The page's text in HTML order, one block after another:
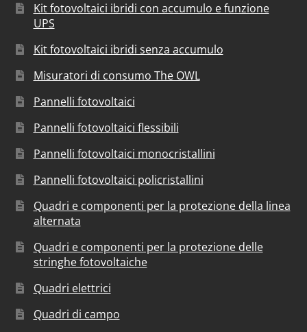
Kit fotovoltaici ibridi con accumulo e funzione
UPS
Kit fotovoltaici ibridi senza accumulo
Misuratori di consumo The OWL
Pannelli fotovoltaici
Pannelli fotovoltaici flessibili
Pannelli fotovoltaici monocristallini
Pannelli fotovoltaici policristallini
Quadri e componenti per la protezione della linea
alternata
Quadri e componenti per la protezione delle
stringhe fotovoltaiche
Quadri elettrici
Quadri di campo